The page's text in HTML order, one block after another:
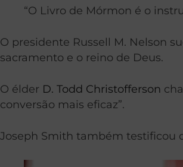
“O Livro de Mórmon é o
O presidente Russell M. Nelson
sacramento e o reino de Deus.
O élder D. Todd Christofferson
conversão mais eficaz”.
Joseph Smith também testificou